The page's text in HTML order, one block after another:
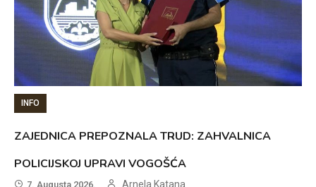
INFO
ZAJEDNICA PREPOZNALA TRUD: ZAHVALNICA
POLICIJSKOJ UPRAVI VOGOŠĆA
7. Augusta 2026. Arnela Katana